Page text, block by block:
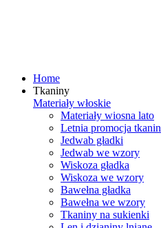
Home
Tkaniny
Materiały włoskie
Materiały wiosna lato
Letnia promocja tkanin
Jedwab gładki
Jedwab we wzory
Wiskoza gładka
Wiskoza we wzory
Bawełna gładka
Bawełna we wzory
Tkaniny na sukienki